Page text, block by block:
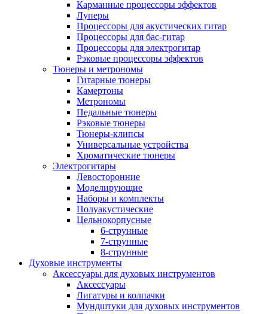
Карманные процессоры эффектов
Луперы
Процессоры для акустических гитар
Процессоры для бас-гитар
Процессоры для электрогитар
Рэковые процессоры эффектов
Тюнеры и метрономы
Гитарные тюнеры
Камертоны
Метрономы
Педальные тюнеры
Рэковые тюнеры
Тюнеры-клипсы
Универсальные устройства
Хроматические тюнеры
Электрогитары
Левосторонние
Моделирующие
Наборы и комплекты
Полуакустические
Цельнокорпусные
6-струнные
7-струнные
8-струнные
Духовые инструменты
Аксессуары для духовых инструментов
Аксессуары
Лигатуры и колпачки
Мундштуки для духовых инструментов